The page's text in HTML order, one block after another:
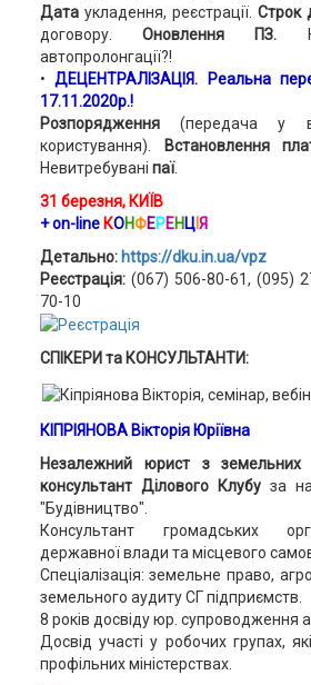
Дата укладення, реєстрації. Строк
договору.Оновлення ПЗ.
автопролонгації?!
•ДЕЦЕНТРАЛІЗАЦІЯ.
Реальна
17.11.2020р.!
Розпорядження(передача у
користування).
Встановлення
Невитребувані паї.
31 березня, КИЇВ
+ on-line КОНФЕРЕН ЦІЯ
Детально: https://dku.in.ua/vpz
Реєстрація:(067) 506-80-61, (095)
70-10
СПІКЕРИ та КОНСУЛЬТАНТИ:
КІПРІЯНОВА Вікторія Юріївна
Незалежний юрист з земельних
консультант Ділового Клубуза
"Будівництво".
Консультант громадських
державної влади та місцевого
Спеціалізація: земельне право,
земельного аудиту СГ підприємств.
8 років досвіду юр. супроводження
Досвід участі у робочих групах,
профільних міністерствах.